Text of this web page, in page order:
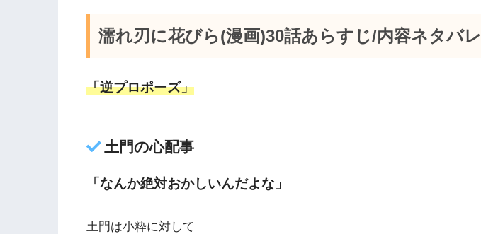
濡れ刃に花びら(漫画)30話あらすじ/内容ネタバレ
「逆プロポーズ」
土門の心配事
「なんか絶対おかしいんだよな」
土門は小粋に対して